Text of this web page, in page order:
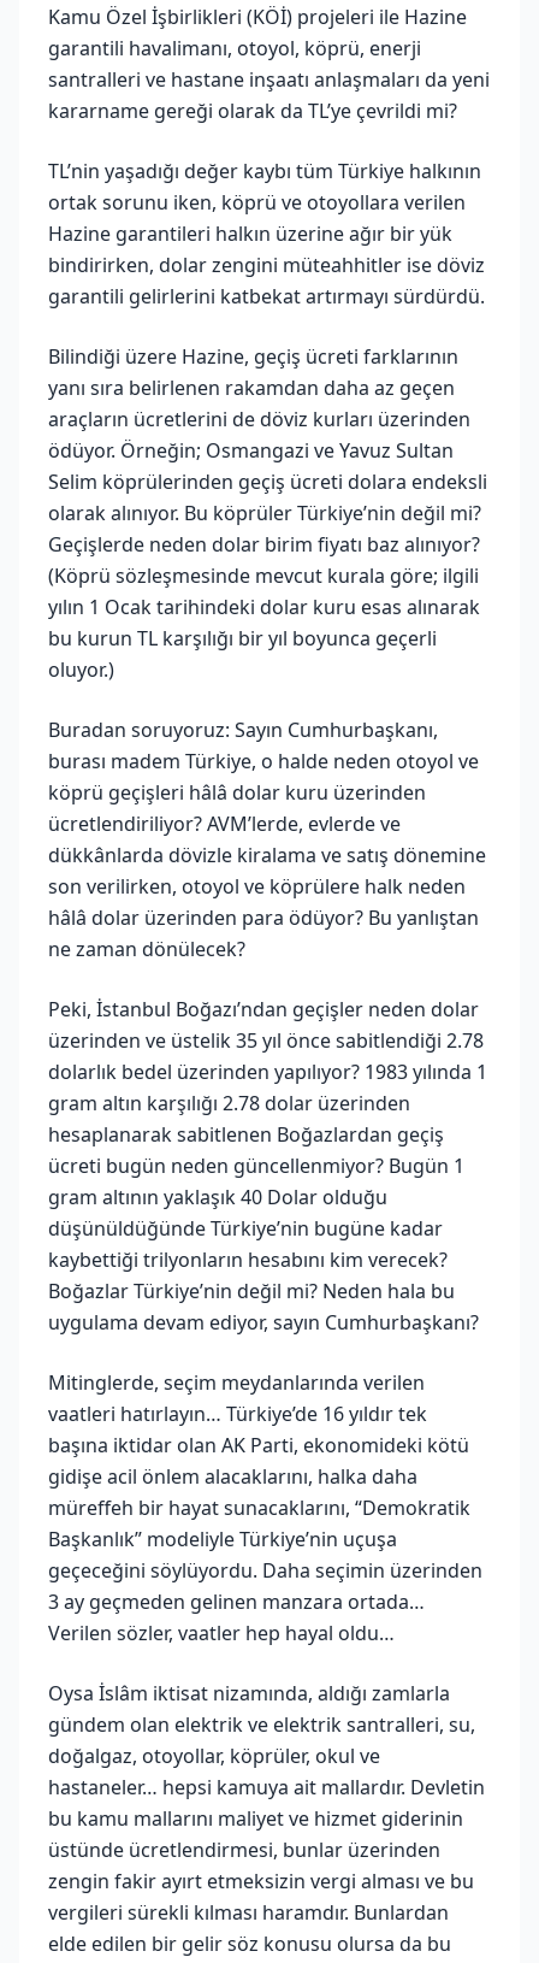
Kamu Özel İşbirlikleri (KÖİ) projeleri ile Hazine
garantili havalimanı, otoyol, köprü, enerji
santralleri ve hastane inşaatı anlaşmaları da yeni
kararname gereği olarak da TL’ye çevrildi mi?
TL’nin yaşadığı değer kaybı tüm Türkiye halkının
ortak sorunu iken, köprü ve otoyollara verilen
Hazine garantileri halkın üzerine ağır bir yük
bindirirken, dolar zengini müteahhitler ise döviz
garantili gelirlerini katbekat artırmayı sürdürdü.
Bilindiği üzere Hazine, geçiş ücreti farklarının
yanı sıra belirlenen rakamdan daha az geçen
araçların ücretlerini de döviz kurları üzerinden
ödüyor. Örneğin; Osmangazi ve Yavuz Sultan
Selim köprülerinden geçiş ücreti dolara endeksli
olarak alınıyor. Bu köprüler Türkiye’nin değil mi?
Geçişlerde neden dolar birim fiyatı baz alınıyor?
(Köprü sözleşmesinde mevcut kurala göre; ilgili
yılın 1 Ocak tarihindeki dolar kuru esas alınarak
bu kurun TL karşılığı bir yıl boyunca geçerli
oluyor.)
Buradan soruyoruz: Sayın Cumhurbaşkanı,
burası madem Türkiye, o halde neden otoyol ve
köprü geçişleri hâlâ dolar kuru üzerinden
ücretlendiriliyor? AVM’lerde, evlerde ve
dükkânlarda dövizle kiralama ve satış dönemine
son verilirken, otoyol ve köprülere halk neden
hâlâ dolar üzerinden para ödüyor? Bu yanlıştan
ne zaman dönülecek?
Peki, İstanbul Boğazı’ndan geçişler neden dolar
üzerinden ve üstelik 35 yıl önce sabitlendiği 2.78
dolarlık bedel üzerinden yapılıyor? 1983 yılında 1
gram altın karşılığı 2.78 dolar üzerinden
hesaplanarak sabitlenen Boğazlardan geçiş
ücreti bugün neden güncellenmiyor? Bugün 1
gram altının yaklaşık 40 Dolar olduğu
düşünüldüğünde Türkiye’nin bugüne kadar
kaybettiği trilyonların hesabını kim verecek?
Boğazlar Türkiye’nin değil mi? Neden hala bu
uygulama devam ediyor, sayın Cumhurbaşkanı?
Mitinglerde, seçim meydanlarında verilen
vaatleri hatırlayın… Türkiye’de 16 yıldır tek
başına iktidar olan AK Parti, ekonomideki kötü
gidişe acil önlem alacaklarını, halka daha
müreffeh bir hayat sunacaklarını, “Demokratik
Başkanlık” modeliyle Türkiye’nin uçuşa
geçeceğini söylüyordu. Daha seçimin üzerinden
3 ay geçmeden gelinen manzara ortada…
Verilen sözler, vaatler hep hayal oldu…
Oysa İslâm iktisat nizamında, aldığı zamlarla
gündem olan elektrik ve elektrik santralleri, su,
doğalgaz, otoyollar, köprüler, okul ve
hastaneler… hepsi kamuya ait mallardır. Devletin
bu kamu mallarını maliyet ve hizmet giderinin
üstünde ücretlendirmesi, bunlar üzerinden
zengin fakir ayırt etmeksizin vergi alması ve bu
vergileri sürekli kılması haramdır. Bunlardan
elde edilen bir gelir söz konusu olursa da bu